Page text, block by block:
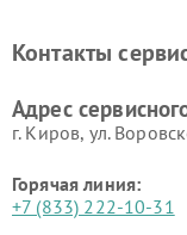
Контакты
Адрес
г. Киров, ул.
Горячая линия:
+7 (833) 222-10-31